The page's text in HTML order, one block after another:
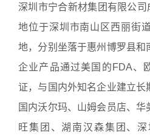
深圳市宁合新材集团有限公
地位于深圳市南山区西丽街
地，分别坐落于惠州博罗县和
企业产品通过美国的FDA、
证，与国内外知名企业建立长
国内沃尔玛、山姆会员店、
旺集团、湖南汉森集团、深